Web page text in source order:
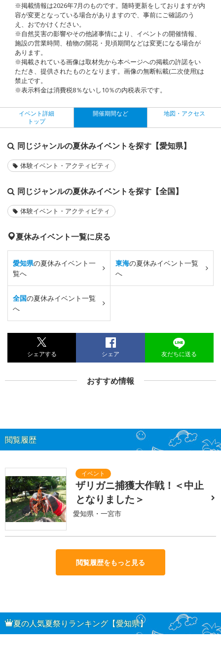
※掲載情報は2026年7月のものです。随時更新をしておりますが内
容が変更となっている場合がありますので、事前にご確認のう
え、おでかけください。
※自然災害の影響やその他諸事情により、イベントの開催情報、
施設の営業時間、植物の開花・見頃期間などは変更になる場合が
あります。
※掲載されている画像は取材先から本ページへの掲載の許諾をい
ただき、提供されたものとなります。画像の無断転載(二次使用)は
禁止です。
※表示料金は消費税8％ないし10％の内税表示です。
イベント詳細
トップ
開催期間など 地図・アクセス
同じジャンルの夏休みイベントを探す【愛知県】
体験イベント・アクティビティ
同じジャンルの夏休みイベントを探す【全国】
体験イベント・アクティビティ
夏休みイベント一覧に戻る
愛知県の夏休みイベント一
覧へ
東海の夏休みイベント一覧
へ
全国の夏休みイベント一覧
へ
シェアする シェア 友だちに送る
おすすめ情報
閲覧履歴
ザリガニ捕獲大作戦！＜中止
となりました＞
愛知県・一宮市
閲覧履歴をもっと見る
夏の人気夏祭りランキング【愛知県】